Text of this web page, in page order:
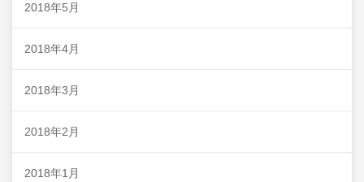
2018年5月
2018年4月
2018年3月
2018年2月
2018年1月